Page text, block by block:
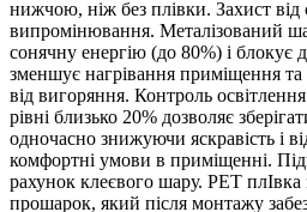
нижчою, ніж без плівки. Захист
випромінювання. Металізований
сонячну енергію (до 80%) і блокує
зменшує нагрівання приміщення та
від вигоряння. Контроль
рівні близько 20% дозволяє
одночасно знижуючи яскравість і
комфортні умови в приміщенні.
рахунок клеєвого шару. РЕТ
прошарок, який після монтажу